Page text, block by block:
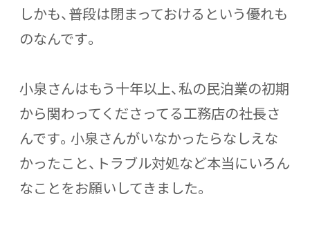
しかも、普段は閉まっておけるという優れも
のなんです。
小泉さんはもう十年以上、私の民泊業の初期
から関わってくださってる工務店の社長さ
んです。小泉さんがいなかったらなしえな
かったこと、トラブル対処など本当にいろん
なことをお願いしてきました。